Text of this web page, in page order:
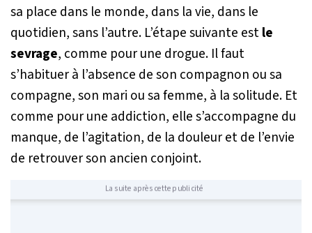
sa place dans le monde, dans la vie, dans le
quotidien, sans l’autre. L’étape suivante estle
sevrage, comme pour une drogue. Il faut
s’habituer à l’absence de son compagnon ou sa
compagne, son mari ou sa femme, à la solitude. Et
comme pour une addiction, elle s’accompagne du
manque, de l’agitation, de la douleur et de l’envie
de retrouver son ancien conjoint.
La suite après cette publicité